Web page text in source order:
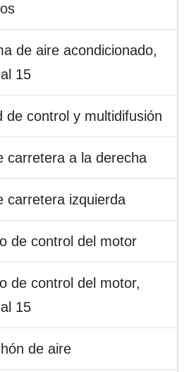
de aire acondicionado,
15
de control y multidifusión
carretera a la derecha
carretera izquierda
de control del motor
de control del motor,
15
de aire